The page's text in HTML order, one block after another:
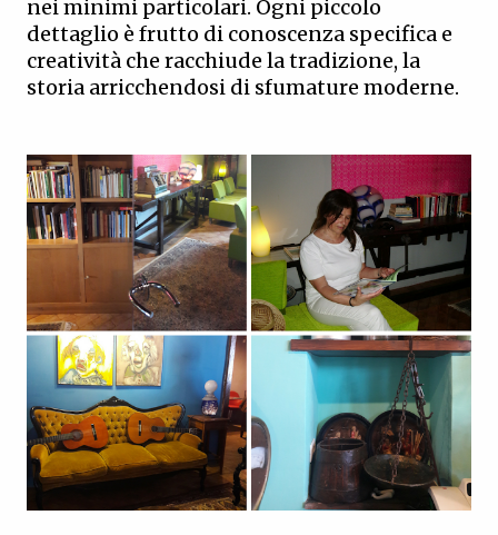
nei minimi particolari. Ogni piccolo
dettaglio è frutto di conoscenza specifica e
creatività che racchiude la tradizione, la
storia arricchendosi di sfumature moderne.